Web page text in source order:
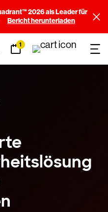
2026 als Leader für
Bericht herunterladen
1